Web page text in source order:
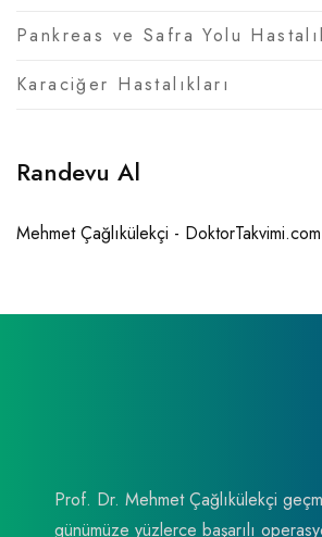
Pankreas ve Safra Yolu
Karaciğer Hastalıkları
Randevu Al
Mehmet Çağlıkülekçi - DoktorTakvimi.com
Prof. Dr. Mehmet Çağlıkülekçi
günümüze yüzlerce başarılı